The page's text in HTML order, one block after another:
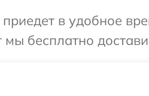
в удобное
бесплатно